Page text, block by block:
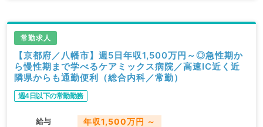
求人内容の詳細等はお気軽にお問合せ下さい。
常勤求人
【京都府／八幡市】週5日年収1,500万円～◎急性期か
ら慢性期まで学べるケアミックス病院／高速IC近く近
隣県からも通勤便利（総合内科／常勤）
週4日以下の常勤勤務
給与 年収1,500万円 ～